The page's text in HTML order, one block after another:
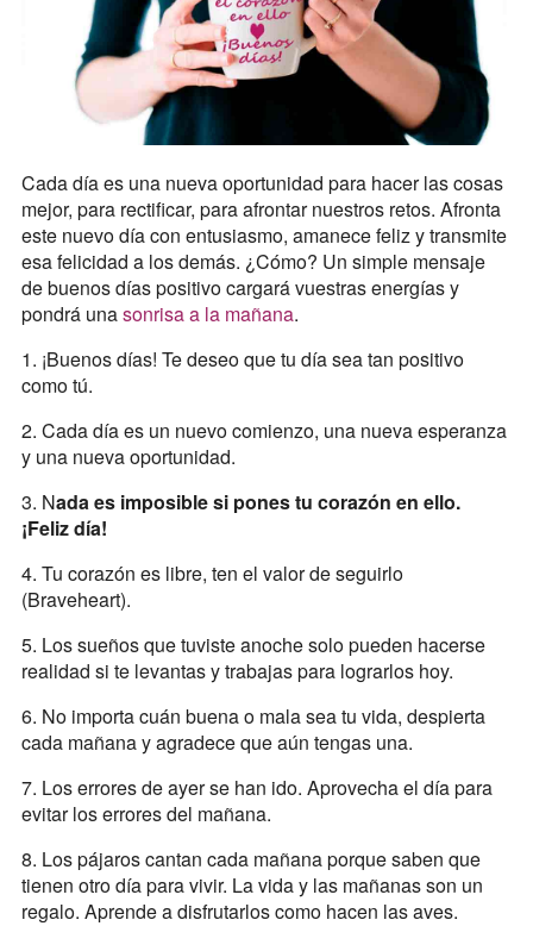
Cada día es una nueva oportunidad para hacer las cosas
mejor, para rectificar, para afrontar nuestros retos. Afronta
este nuevo día con entusiasmo, amanece feliz y transmite
esa felicidad a los demás. ¿Cómo? Un simple mensaje
de buenos días positivo cargará vuestras energías y
pondrá unasonrisa a la mañana.
1. ¡Buenos días! Te deseo que tu día sea tan positivo
como tú.
2. Cada día es un nuevo comienzo, una nueva esperanza
y una nueva oportunidad.
3. Nada es imposible si pones tu corazón en ello.
¡Feliz día!
4. Tu corazón es libre, ten el valor de seguirlo
(Braveheart).
5. Los sueños que tuviste anoche solo pueden hacerse
realidad si te levantas y trabajas para lograrlos hoy.
6. No importa cuán buena o mala sea tu vida, despierta
cada mañana y agradece que aún tengas una.
7. Los errores de ayer se han ido. Aprovecha el día para
evitar los errores del mañana.
8. Los pájaros cantan cada mañana porque saben que
tienen otro día para vivir. La vida y las mañanas son un
regalo. Aprende a disfrutarlos como hacen las aves.